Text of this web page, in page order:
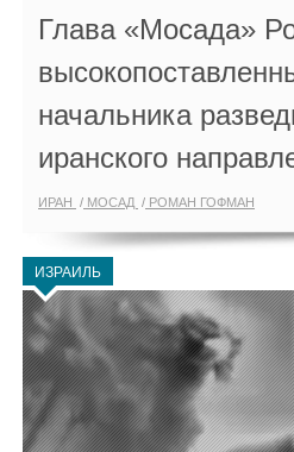
Глава «Мосада»
начальника
иранского
ИРАН МОСАД РОМАН ГОФМАН
ИЗРАИЛЬ